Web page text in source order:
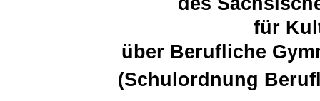
für
über Berufliche
(Schulordnung